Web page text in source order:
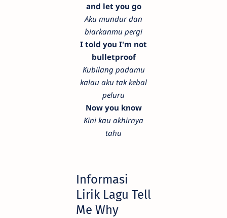
and let you go
Aku mundur dan
biarkanmu pergi
I told you I'm not
bulletproof
Kubilang padamu
kalau aku tak kebal
peluru
Now you know
Kini kau akhirnya
tahu
Informasi
Lirik Lagu Tell
Me Why